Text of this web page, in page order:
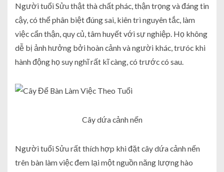
Người tuổi Sửu thật thà chất phác, thận trọng và đáng tin
cậy, có thể phân biệt đúng sai, kiên trì nguyên tắc, làm
việc cẩn thận, quy củ, tâm huyết với sự nghiệp. Họ không
dễ bị ảnh hưởng bởi hoàn cảnh và người khác, trưóc khi
hành động họ suy nghĩ rất kĩ càng, có trước có sau.
Cây dứa cảnh nến
Người tuổi Sửu rất thích hợp khi đặt cây dứa cảnh nến
trên bàn làm việc đem lại một nguồn năng lượng hào